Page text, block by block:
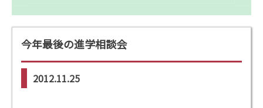
今年最後の進学相談会
2012.11.25